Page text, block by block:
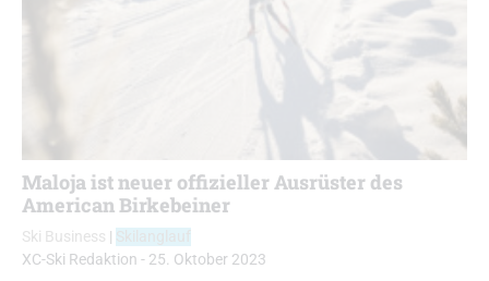
Maloja ist neuer offizieller Ausrüster des
American Birkebeiner
Ski Business |
XC-Ski Redaktion - 25. Oktober 2023